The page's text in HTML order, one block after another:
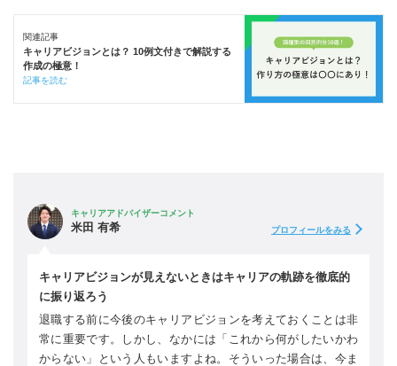
関連記事
キャリアビジョンとは？ 10例文付きで解説する
作成の極意！
記事を読む
キャリアアドバイザーコメント
米田 有希 プロフィールをみる
キャリアビジョンが見えないときはキャリアの軌跡を徹底的
に振り返ろう
退職する前に今後のキャリアビジョンを考えておくことは非
常に重要です。しかし、なかには「これから何がしたいかわ
からない」という人もいますよね。そういった場合は、今ま